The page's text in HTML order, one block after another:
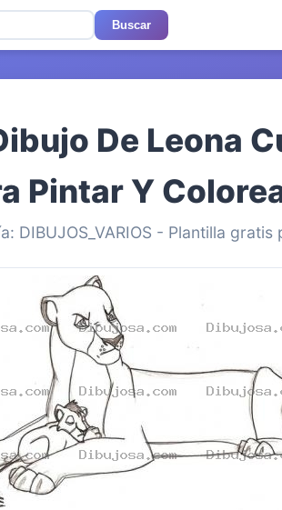
Buscar
De Leona
Pintar Y
DIBUJOS_VARIOS - Plantilla gratis